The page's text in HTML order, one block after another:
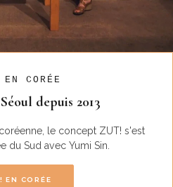
CORÉE
depuis 2013
le concept ZUT! s'est
du Sud avec Yumi Sin.
EN CORÉE